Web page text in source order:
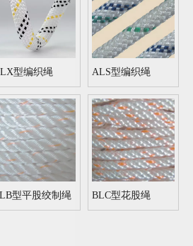
型编织绳 ALS型编织绳
型平股绞制绳 BLC型花股绳